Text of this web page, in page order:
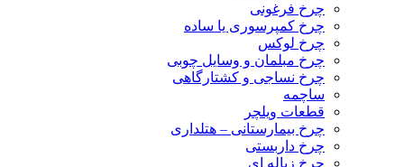
چرخ فرغونی
چرخ کمپرسوری یا ساده
چرخ لوکس
چرخ مبلمان و وسایل چوبی
چرخ نساجی و کشتارگاهی
ساچمه
قطعات ویلچر
چرخ بیمارستانی – هتلداری
چرخ داربستی
چرخ زباله ای